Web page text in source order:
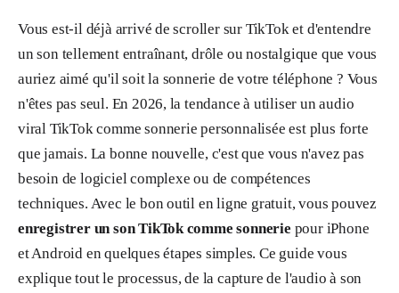
Vous est-il déjà arrivé de scroller sur TikTok et d'entendre
un son tellement entraînant, drôle ou nostalgique que vous
auriez aimé qu'il soit la sonnerie de votre téléphone ? Vous
n'êtes pas seul. En 2026, la tendance à utiliser un audio
viral TikTok comme sonnerie personnalisée est plus forte
que jamais. La bonne nouvelle, c'est que vous n'avez pas
besoin de logiciel complexe ou de compétences
techniques. Avec le bon outil en ligne gratuit, vous pouvez
enregistrer un son TikTok comme sonnerie pour iPhone
et Android en quelques étapes simples. Ce guide vous
explique tout le processus, de la capture de l'audio à son